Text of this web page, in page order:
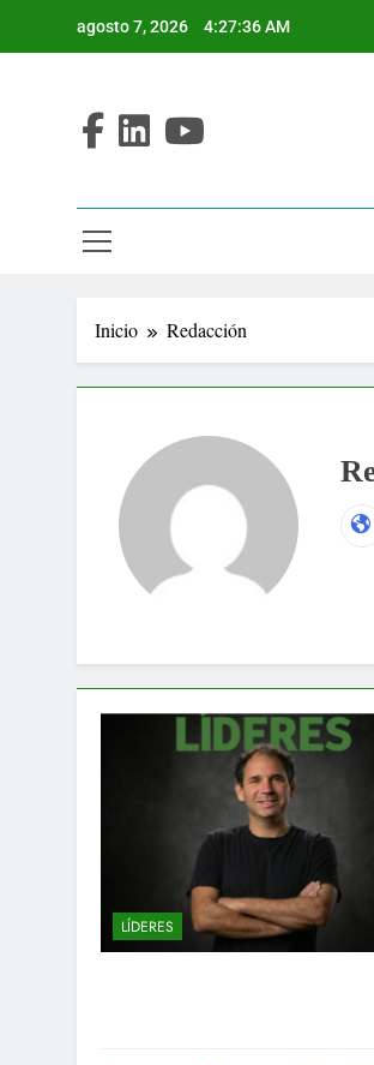
agosto 7, 2026 4:27:37 AM
Inicio Redacción
LÍDERES